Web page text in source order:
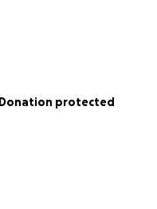
Donation protected